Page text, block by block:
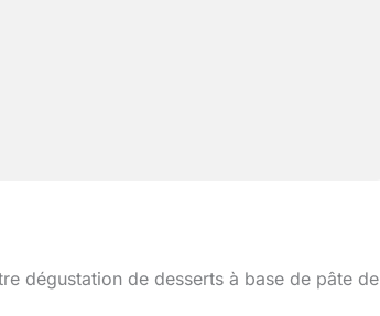
dégustation de desserts à base de pâte de